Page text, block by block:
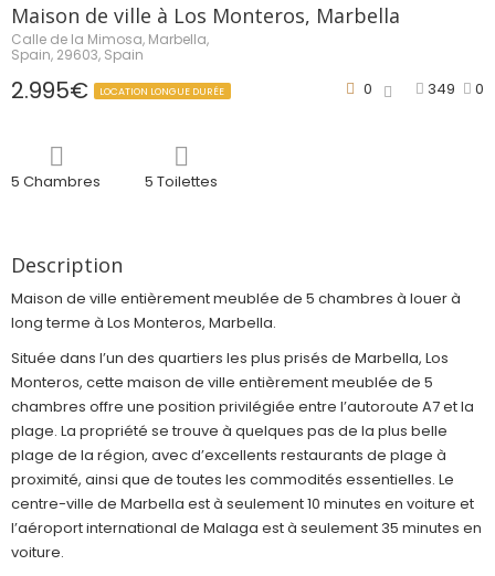
Maison de ville à Los Monteros, Marbella
Calle de la Mimosa, Marbella,
Spain, 29603, Spain
2.995€ LOCATION LONGUE DURÉE 349 0
0
5 Chambres 5 Toilettes
Description
Maison de ville entièrement meublée de 5 chambres à louer à
long terme à Los Monteros, Marbella.
Située dans l’un des quartiers les plus prisés de Marbella, Los
Monteros, cette maison de ville entièrement meublée de 5
chambres offre une position privilégiée entre l’autoroute A7 et la
plage. La propriété se trouve à quelques pas de la plus belle
plage de la région, avec d’excellents restaurants de plage à
proximité, ainsi que de toutes les commodités essentielles. Le
centre-ville de Marbella est à seulement 10 minutes en voiture et
l’aéroport international de Malaga est à seulement 35 minutes en
voiture.